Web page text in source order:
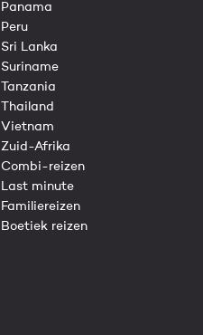
Panama
Peru
Sri Lanka
Suriname
Tanzania
Thailand
Vietnam
Zuid-Afrika
Combi-reizen
Last minute
Familiereizen
Boetiek reizen